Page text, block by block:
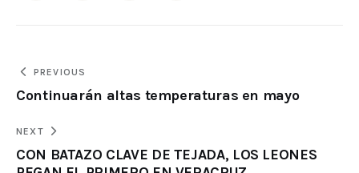
PREVIOUS
Continuarán altas temperaturas en mayo
NEXT
CON BATAZO CLAVE DE TEJADA, LOS LEONES